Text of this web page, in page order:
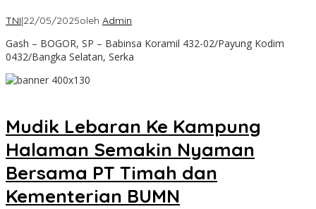
TNI|22/05/2025oleh Admin
Gash – BOGOR, SP – Babinsa Koramil 432-02/Payung Kodim
0432/Bangka Selatan, Serka
Mudik Lebaran Ke Kampung
Halaman Semakin Nyaman
Bersama PT Timah dan
Kementerian BUMN